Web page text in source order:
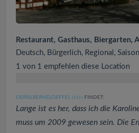
Restaurant, Gasthaus, Biergarten,
Deutsch, Bürgerlich, Regional,
1 von 1 empfehlen diese Location
DERSILBERNELOEFFEL (143 ) FINDET:
Lange ist es her, dass ich die
muss um 2009 gewesen sein. Die